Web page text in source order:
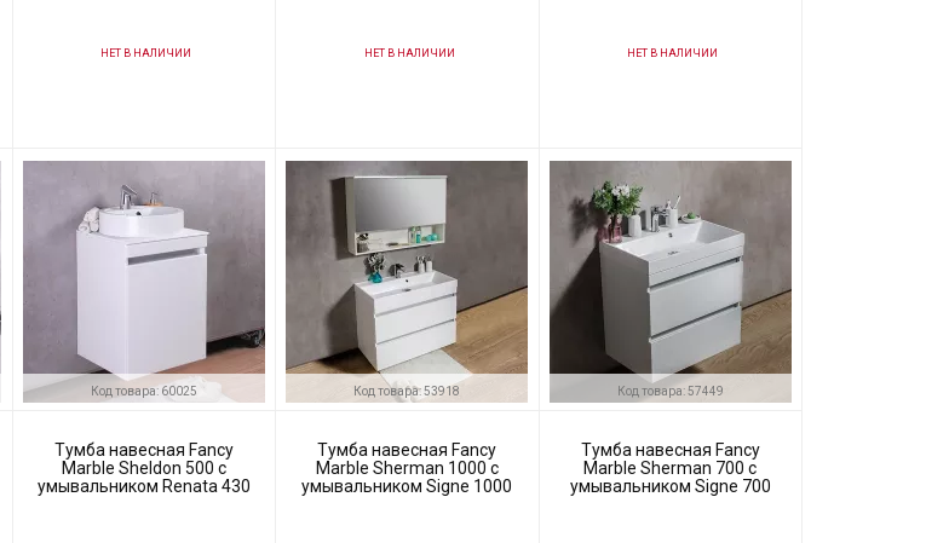
НЕТ В НАЛИЧИИ НЕТ В НАЛИЧИИ НЕТ В НАЛИЧИИ
Код товара: 60025
Тумба навесная Fancy
Marble Sheldon 500 с
умывальником Renata 430
Код товара: 53918
Тумба навесная Fancy
Marble Sherman 1000 с
умывальником Signe 1000
Код товара: 57449
Тумба навесная Fancy
Marble Sherman 700 с
умывальником Signe 700